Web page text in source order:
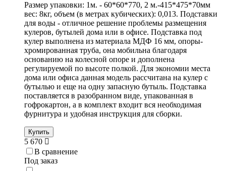
Размер упаковки: 1м. - 60*60*770, 2 м.-415*475*70мм
вес: 8кг, объем (в метрах кубических): 0,013. Подставки
для воды - отличное решение проблемы размещения
кулеров, бутылей дома или в офисе. Подставка под
кулер выполнена из материала МДФ 16 мм, опоры-
хромированная труба, она мобильна благодаря
основанию на колесной опоре и дополнена
регулируемой по высоте полкой. Для экономии места
дома или офиса данная модель рассчитана на кулер с
бутылью и еще на одну запасную бутыль. Подставка
поставляется в разобранном виде, упакованная в
гофрокартон, а в комплект входит вся необходимая
фурнитура и удобная инструкция для сборки.
Купить
5 670
В сравнение
Под заказ